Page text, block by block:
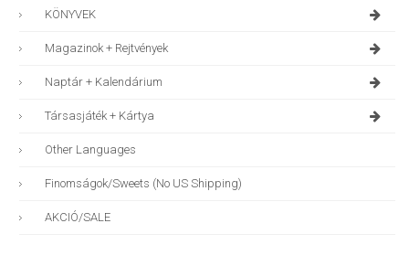
KÖNYVEK
Magazinok + Rejtvények
Naptár + Kalendárium
Társasjáték + Kártya
Other Languages
Finomságok/sweets (no US Shipping)
AKCIÓ/SALE